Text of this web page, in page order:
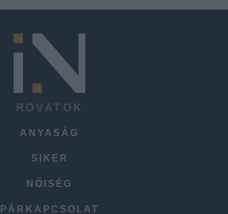
ROVATOK
ANYASÁG
SIKER
NŐISÉG
PÁRKAPCSOLAT